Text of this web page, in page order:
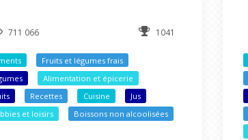
711 066 1041
Fruits et légumes frais
Alimentation et épicerie
Recettes Cuisine
Jus
et loisirs
Boissons non alcoolisées